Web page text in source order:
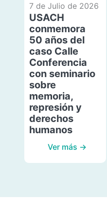
7 de Julio de 2026
USACH
conmemora
50 años del
caso Calle
Conferencia
con seminario
sobre
memoria,
represión y
derechos
humanos
Ver más →